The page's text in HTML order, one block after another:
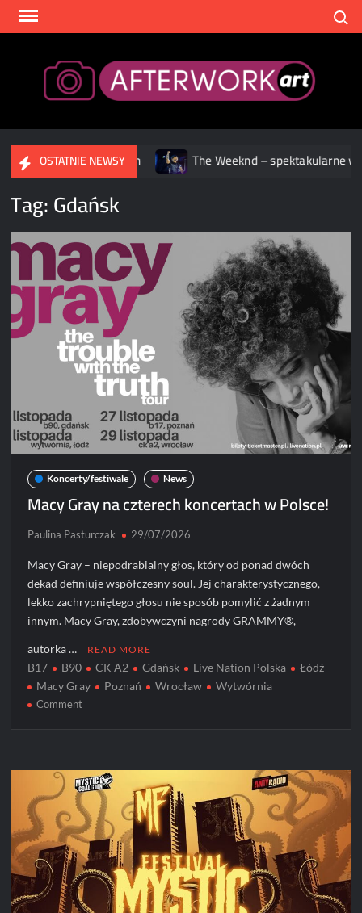
Skip
OSTATNIE NEWSYThe Weeknd – spektakularne widowisko
Tag:Gdańsk
Koncerty/festiwale News
Macy Gray na czterech koncertach w Polsce!
Paulina Pasturczak 29/07/2026
Macy Gray – niepodrabialny głos, który od ponad dwóch
dekad definiuje współczesny soul. Jej charakterystycznego,
lekko zachrypniętego głosu nie sposób pomylić z żadnym
innym. Macy Gray, zdobywczyni nagrody GRAMMY®,
autorka … READ MORE
B17 B90 CK A2 Gdańsk Live Nation Polska
Łódź
Macy Gray
Poznań Wrocław Wytwórnia
Commenton
czterech
koncertach
w
Polsce!